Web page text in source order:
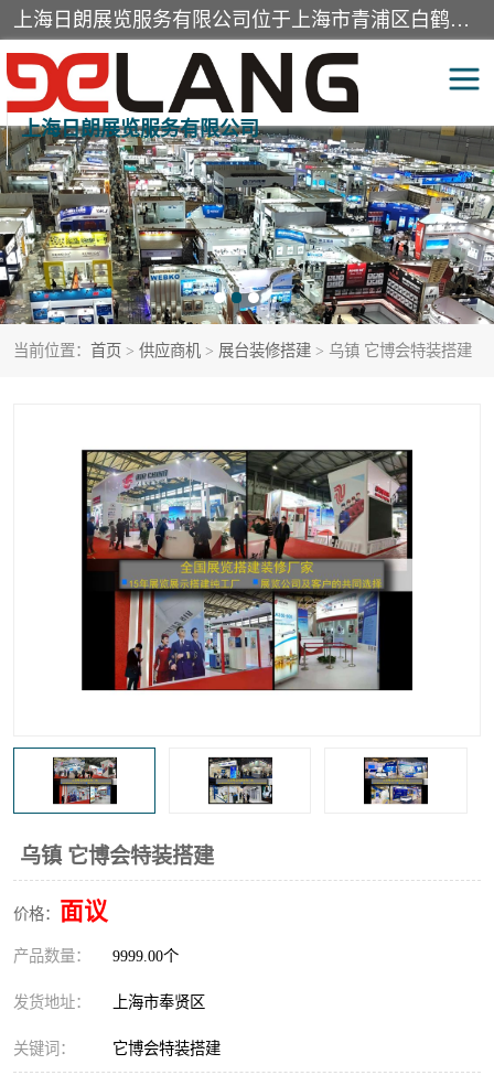
上海日朗展览服务有限公司位于上海市青浦区白鹤镇，营业范围有展览展示会务服务，室内装饰设计及施工，展示道具设计制作，舞台设计，图文设计，灯箱制作，园林绿化工程，广告装潢材料，建筑材料，办公用品，工艺礼品日用百货销售。
上海日朗展览服务有限公司
当前位置： 首页 > 供应商机 > 展台装修搭建 > 乌镇 它博会特装搭建
乌镇 它博会特装搭建
价格： 面议
产品数量： 9999.00个
发货地址： 上海市奉贤区
关键词： 它博会特装搭建
展台装修搭建 活动会议执行
展厅装修 专柜制作
展会装修设计 展会搭建
活动策划 展会服务